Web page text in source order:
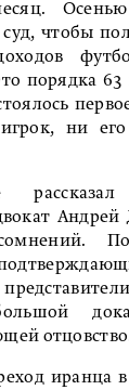
суд, чтобы
порядка
ни его
Андрей
иранца